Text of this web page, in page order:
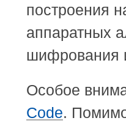
построения
аппаратных
шифрования
Особое
Code.